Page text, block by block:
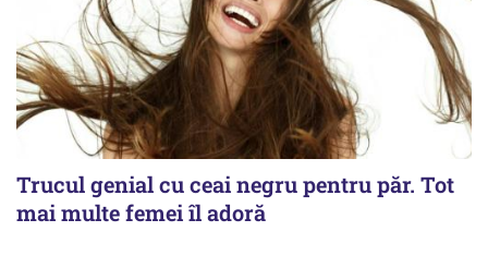
Trucul genial cu ceai negru pentru păr. Tot
mai multe femei îl adoră